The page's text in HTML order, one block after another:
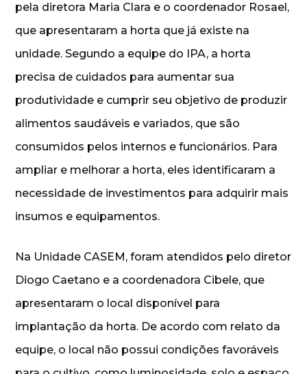
pela diretora Maria Clara e o coordenador Rosael,
que apresentaram a horta que já existe na
unidade. Segundo a equipe do IPA, a horta
precisa de cuidados para aumentar sua
produtividade e cumprir seu objetivo de produzir
alimentos saudáveis e variados, que são
consumidos pelos internos e funcionários. Para
ampliar e melhorar a horta, eles identificaram a
necessidade de investimentos para adquirir mais
insumos e equipamentos.
Na Unidade CASEM, foram atendidos pelo diretor
Diogo Caetano e a coordenadora Cibele, que
apresentaram o local disponível para
implantação da horta. De acordo com relato da
equipe, o local não possui condições favoráveis